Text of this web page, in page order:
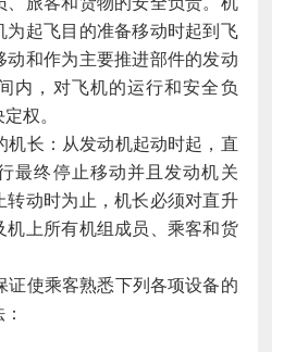
为起飞目的准备移动时起到飞
动和作为主要推进部件的发动
内，对飞机的运行和安全负
权。
机长：从发动机起动时起，直
最终停止移动并且发动机关
转动时为止，机长必须对直升
机上所有机组成员、乘客和货
证使乘客熟悉下列各项设备的